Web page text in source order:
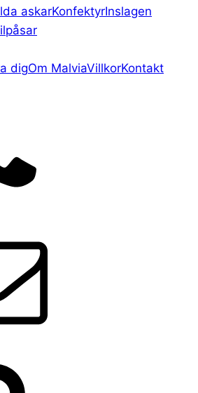
askarKonfektyrInslagen
digOm MalviaVillkorKontakt